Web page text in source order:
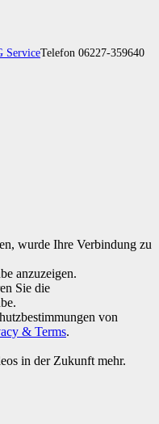
Telefon 06227-359640
wurde Ihre Verbindung zu
anzuzeigen.
Sie die
von
& Terms.
in der Zukunft mehr.